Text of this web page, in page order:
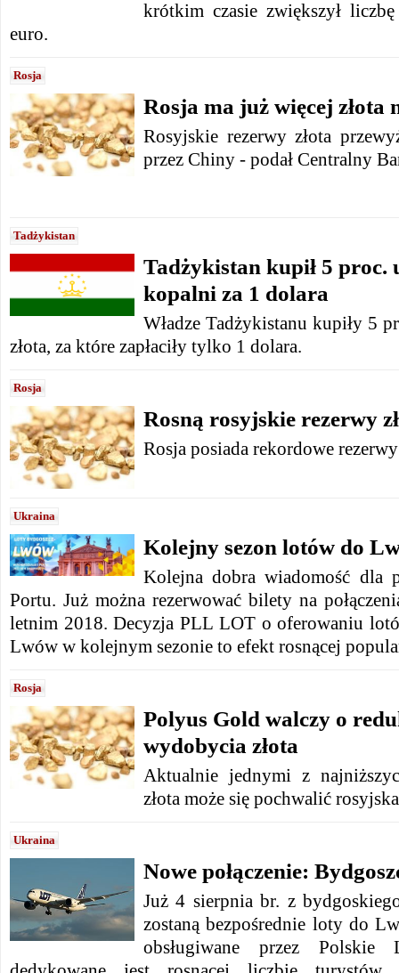
krótkim czasie zwiększył
euro.
Rosja
Rosja ma już więcej złota
Rosyjskie rezerwy złota
przez Chiny - podał Centralny
Tadżykistan
Tadżykistan kupił 5 proc.
kopalni za 1 dolara
Władze Tadżykistanu kupiły 5
złota, za które zapłaciły tylko 1 dolara.
Rosja
Rosną rosyjskie rezerwy
Rosja posiada rekordowe rezerwy
Ukraina
Kolejny sezon lotów do
Kolejna dobra wiadomość dla
Portu. Już można rezerwować bilety na
letnim 2018. Decyzja PLL LOT o oferowaniu
Lwów w kolejnym sezonie to efekt rosnącej
Rosja
Polyus Gold walczy o
wydobycia złota
Aktualnie jednymi z
złota może się pochwalić
Ukraina
Nowe połączenie:
Już 4 sierpnia br. z
zostaną bezpośrednie loty do
obsługiwane przez